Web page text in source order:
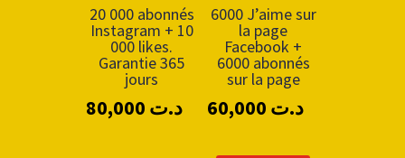
20 000 abonnés
Instagram + 10
000 likes.
Garantie 365
jours
د.ت
6000 J’aime sur
la page
Facebook +
6000 abonnés
sur la page
د.ت